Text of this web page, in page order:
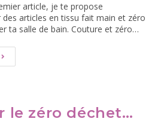
article, je te propose
articles en tissu fait main et zéro
ta salle de bain. Couture et zéro…
le zéro déchet…